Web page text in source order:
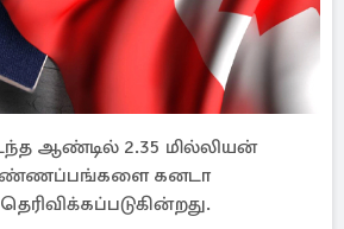
ஆண்டில் 2.35 மில்லியன்
கனடா